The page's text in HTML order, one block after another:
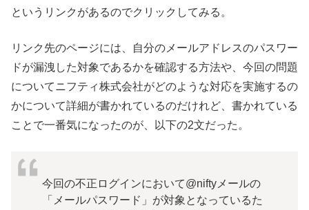
というリンクがあるのでクリックしてみる。
リンク先のページには、自分のメールアドレスのパスワー
ドが漏洩した対象であるかを確認する方法や、今回の問題
についてニフティ株式会社がどのような対応を実施するの
かについて詳細が書かれているのだけれど、書かれている
ことで一番気になったのが、以下の2文だった。
今回の不正ログインにおいて@niftyメールの
「メールパスワード」が対象となっているた